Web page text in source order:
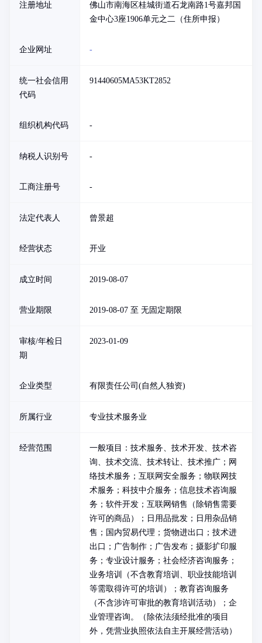
注册地址
佛山市南海区桂城街道石龙南路1号嘉邦国
金中心3座1906单元之二（住所申报）
企业网址 -
统一社会信用
代码
91440605MA53KT2852
组织机构代码 -
纳税人识别号 -
工商注册号 -
法定代表人 曾景超
经营状态 开业
成立时间 2019-08-07
营业期限 2019-08-07 至 无固定期限
审核/年检日
期
2023-01-09
企业类型 有限责任公司(自然人独资)
所属行业 专业技术服务业
经营范围
一般项目：技术服务、技术开发、技术咨
询、技术交流、技术转让、技术推广；网
络技术服务；互联网安全服务；物联网技
术服务；科技中介服务；信息技术咨询服
务；软件开发；互联网销售（除销售需要
许可的商品）；日用品批发；日用杂品销
售；国内贸易代理；货物进出口；技术进
出口；广告制作；广告发布；摄影扩印服
务；专业设计服务；社会经济咨询服务；
业务培训（不含教育培训、职业技能培训
等需取得许可的培训）；教育咨询服务
（不含涉许可审批的教育培训活动）；企
业管理咨询。（除依法须经批准的项目
外，凭营业执照依法自主开展经营活动）